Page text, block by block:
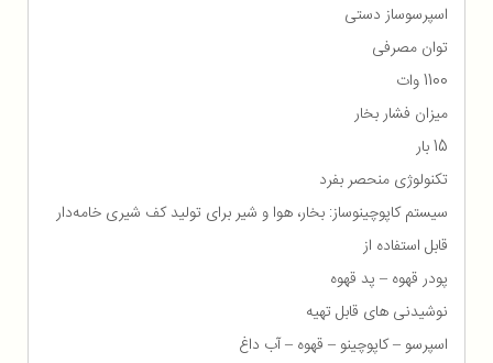
اسپرسوساز دستی
توان مصرفی
1100 وات
میزان فشار بخار
15 بار
تکنولوژی منحصر بفرد
سیستم کاپوچینوساز: بخار، هوا و شیر برای تولید کف شیری خامه‌‌دار
قابل استفاده از
پودر قهوه – پد قهوه
نوشیدنی های قابل تهیه
اسپرسو – کاپوچینو – قهوه – آب داغ